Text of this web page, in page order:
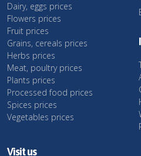
Dairy, eggs prices
Flowers prices
Fruit prices
Grains, cereals prices
Herbs prices
Meat, poultry prices
Plants prices
Processed food prices
Spices prices
Vegetables prices
Visit us